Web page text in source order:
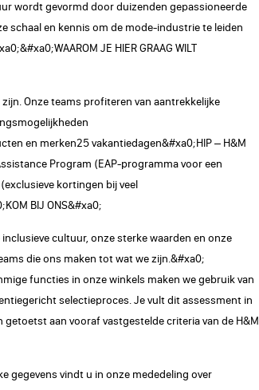
wordt gevormd door duizenden gepassioneerde
schaal en kennis om de mode-industrie te leiden
JE HIER GRAAG WILT
Onze teams profiteren van aantrekkelijke
en merken25 vakantiedagen&#xa0;HIP – H&M
Program (EAP-programma voor een
kortingen bij veel
BIJ ONS&#xa0;
cultuur, onze sterke waarden en onze
die ons maken tot wat we zijn.&#xa0;
functies in onze winkels maken we gebruik van
selectieproces. Je vult dit assessment in
aan vooraf vastgestelde criteria van de H&M
gegevens vindt u in onze mededeling over